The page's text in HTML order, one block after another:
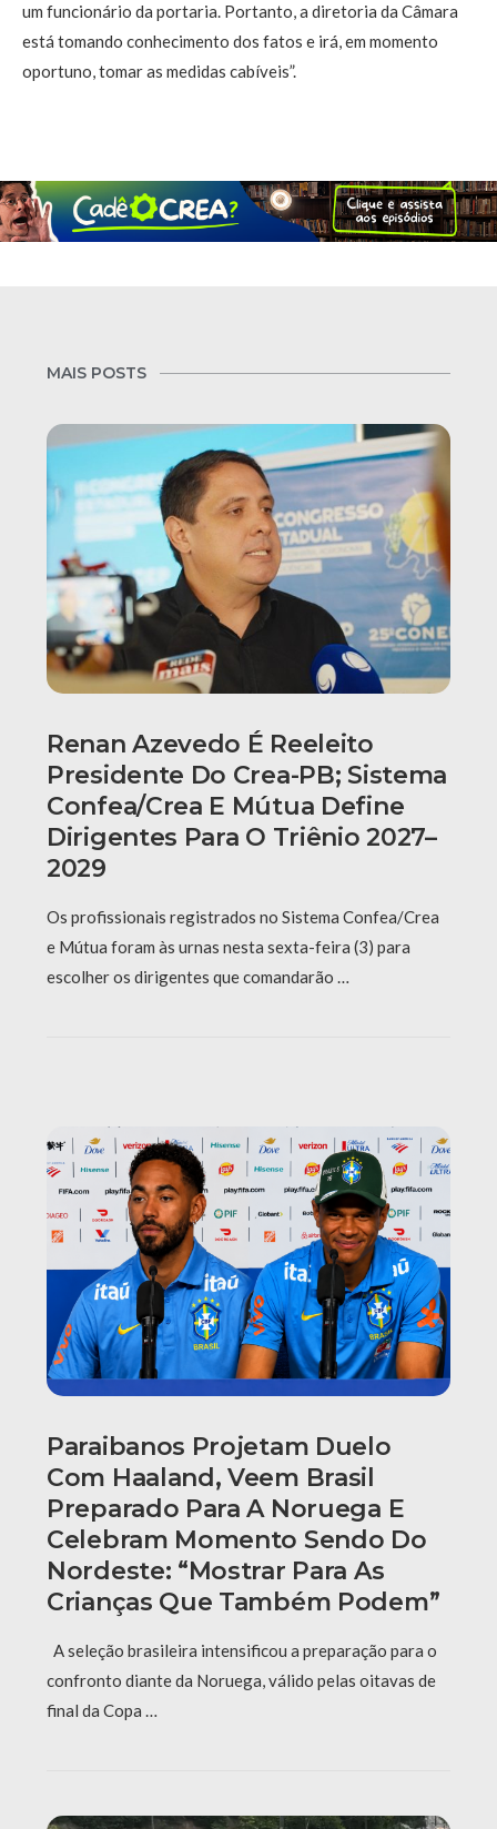
um funcionário da portaria. Portanto, a diretoria da Câmara
está tomando conhecimento dos fatos e irá, em momento
oportuno, tomar as medidas cabíveis”.
MAIS POSTS
Renan Azevedo É Reeleito
Presidente Do Crea-PB; Sistema
Confea/Crea E Mútua Define
Dirigentes Para O Triênio 2027–
2029
Os profissionais registrados no Sistema Confea/Crea
e Mútua foram às urnas nesta sexta-feira (3) para
escolher os dirigentes que comandarão …
Paraibanos Projetam Duelo
Com Haaland, Veem Brasil
Preparado Para A Noruega E
Celebram Momento Sendo Do
Nordeste: “Mostrar Para As
Crianças Que Também Podem”
A seleção brasileira intensificou a preparação para o
confronto diante da Noruega, válido pelas oitavas de
final da Copa …